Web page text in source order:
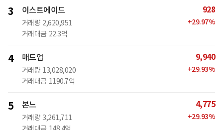
3 이스트에이드
거래량 2,620,951
거래대금 22.3억
928
+29.97%
4 매드업
거래량 13,028,020
거래대금 1190.7억
9,940
+29.93%
5 본느
거래량 3,261,711
4,775
+29.93%